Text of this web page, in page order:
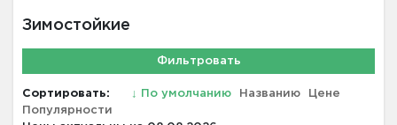
Зимостойкие
Фильтровать
Сортировать: ↓ По умолчанию Названию
Цене
Популярности